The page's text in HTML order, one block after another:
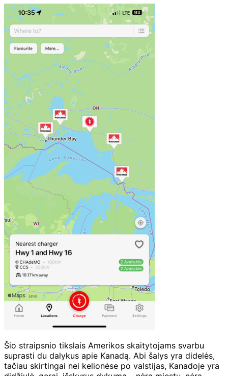
Šio straipsnio tikslais Amerikos skaitytojams svarbu
suprasti du dalykus apie Kanadą. Abi šalys yra didelės,
tačiau skirtingai nei kelionėse po valstijas, Kanadoje yra